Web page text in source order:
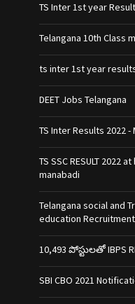
TS Inter 1st year
Telangana 10th Class
ts inter 1st year
DEET Jobs Telangana
TS Inter Results 2022
TS SSC RESULT 2022
manabadi
Telangana social and
education
10,493 పోస్టులతో IBPS
SBI CBO 2021